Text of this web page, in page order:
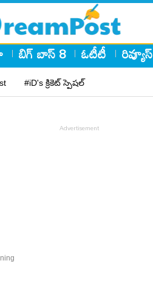
బిగ్ బాస్ 8 ఓటీటీ రివ్యూస్
#iD's క్రికెట్ స్పెషల్